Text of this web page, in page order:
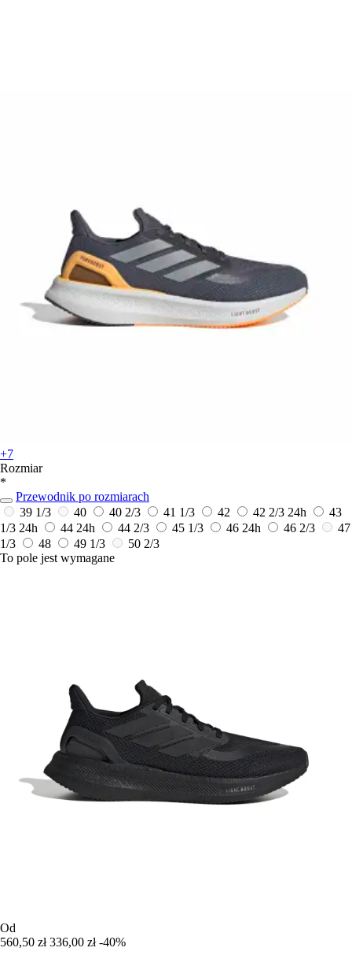
+7
Rozmiar
*
Przewodnik po rozmiarach
39 1/3
40 40 2/3 41 1/3 42 42 2/3 24h
43
1/3 24h 44 24h 44 2/3 45 1/3 46 24h 46 2/3
47
1/3
48 49 1/3
50 2/3
To pole jest wymagane
Od
560,50 zł 336,00 zł -40%